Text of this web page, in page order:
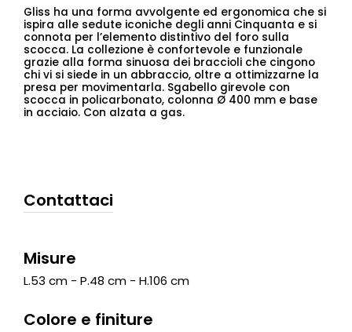
Gliss ha una forma avvolgente ed ergonomica che si
ispira alle sedute iconiche degli anni Cinquanta e si
connota per l’elemento distintivo del foro sulla
scocca. La collezione è confortevole e funzionale
grazie alla forma sinuosa dei braccioli che cingono
chi vi si siede in un abbraccio, oltre a ottimizzarne la
presa per movimentarla. Sgabello girevole con
scocca in policarbonato, colonna Ø 400 mm e base
in acciaio. Con alzata a gas.
Contattaci
Misure
L.53 cm - P.48 cm - H.106 cm
Colore e finiture